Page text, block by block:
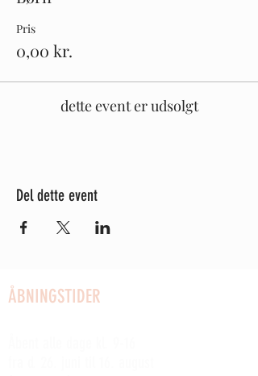
Pris
0,00 kr.
dette event er udsolgt
Del dette event
ÅBNINGSTIDER